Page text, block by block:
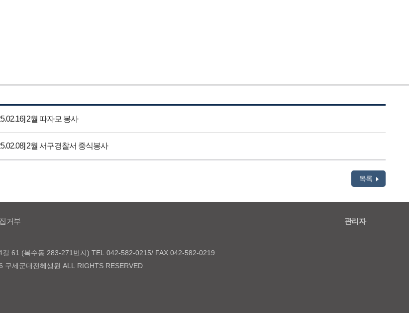
2월 따자모 봉사
2월 서구경찰서 중식봉사
목록
거부 관리자
길 61 (복수동 283-271번지) TEL 042-582-0215/ FAX 042-582-0219
구세군대전혜생원 ALL RIGHTS RESERVED